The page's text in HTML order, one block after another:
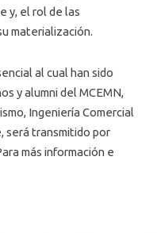
y, el rol de las
materialización.
al cual han sido
y alumni del MCEMN,
Ingeniería Comercial
será transmitido por
más información e